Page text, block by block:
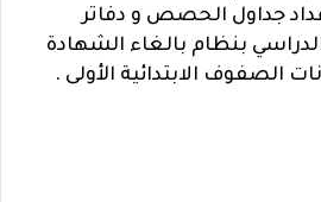
جداول الحصص و دفاتر
بنظام بالغاء الشهادة
الصفوف الابتدائية الأولى .